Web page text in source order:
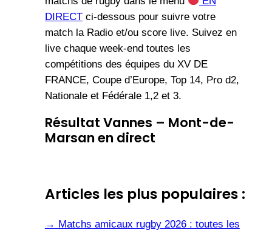
DIRECT ci-dessous pour suivre votre
match la Radio et/ou score live. Suivez en
live chaque week-end toutes les
compétitions des équipes du XV DE
FRANCE, Coupe d’Europe, Top 14, Pro d2,
Nationale et Fédérale 1,2 et 3.
Résultat Vannes – Mont-de-
Marsan en direct
Articles les plus populaires :
→ Matchs amicaux rugby 2026 : toutes les